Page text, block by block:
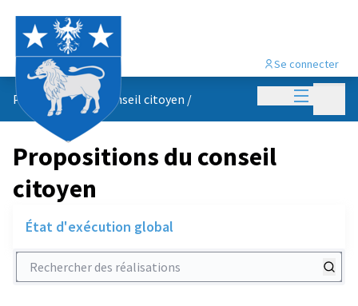
Menu
Se connecter
Propositions du conseil citoyen /
Propositions du conseil
citoyen
État d'exécution global
Rechercher des réalisations